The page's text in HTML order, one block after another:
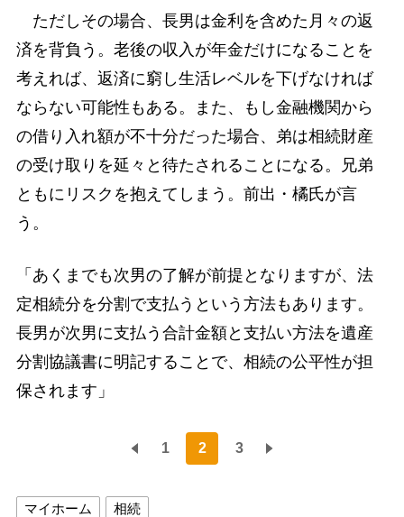
ただしその場合、長男は金利を含めた月々の返
済を背負う。老後の収入が年金だけになることを
考えれば、返済に窮し生活レベルを下げなければ
ならない可能性もある。また、もし金融機関から
の借り入れ額が不十分だった場合、弟は相続財産
の受け取りを延々と待たされることになる。兄弟
ともにリスクを抱えてしまう。前出・橘氏が言
う。
「あくまでも次男の了解が前提となりますが、法
定相続分を分割で支払うという方法もあります。
長男が次男に支払う合計金額と支払い方法を遺産
分割協議書に明記することで、相続の公平性が担
保されます」
1 2 3
マイホーム 相続